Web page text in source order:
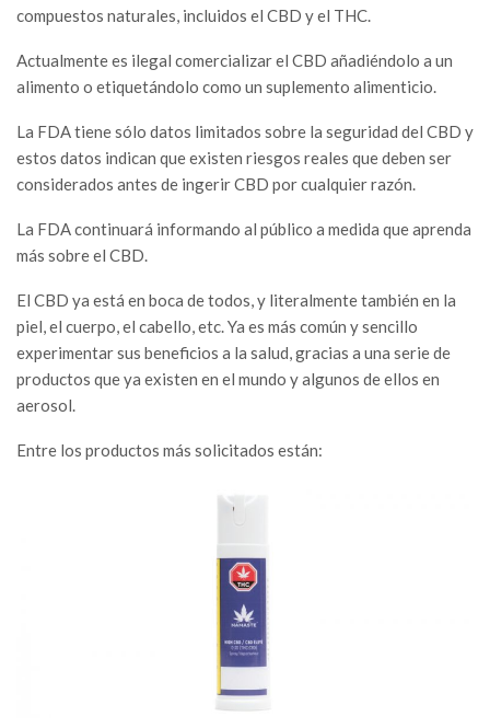
compuestos naturales, incluidos el CBD y el THC.
Actualmente es ilegal comercializar el CBD añadiéndolo a un
alimento o etiquetándolo como un suplemento alimenticio.
La FDA tiene sólo datos limitados sobre la seguridad del CBD y
estos datos indican que existen riesgos reales que deben ser
considerados antes de ingerir CBD por cualquier razón.
La FDA continuará informando al público a medida que aprenda
más sobre el CBD.
El CBD ya está en boca de todos, y literalmente también en la
piel, el cuerpo, el cabello, etc. Ya es más común y sencillo
experimentar sus beneficios a la salud, gracias a una serie de
productos que ya existen en el mundo y algunos de ellos en
aerosol.
Entre los productos más solicitados están: